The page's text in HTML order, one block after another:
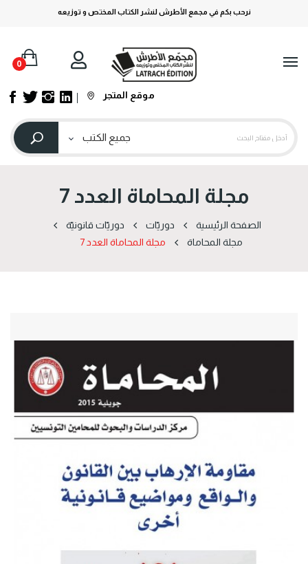
نرحب بكم في مجمع الأطرش لنشر الكتاب المختص و توزيعه
0
موقع المتجر
مجلة المحاماة العدد 7
الصفحة الرئيسية دوریّات
دوریّات قانونیّة
مجلة المحاماة
مجلة المحاماة العدد 7